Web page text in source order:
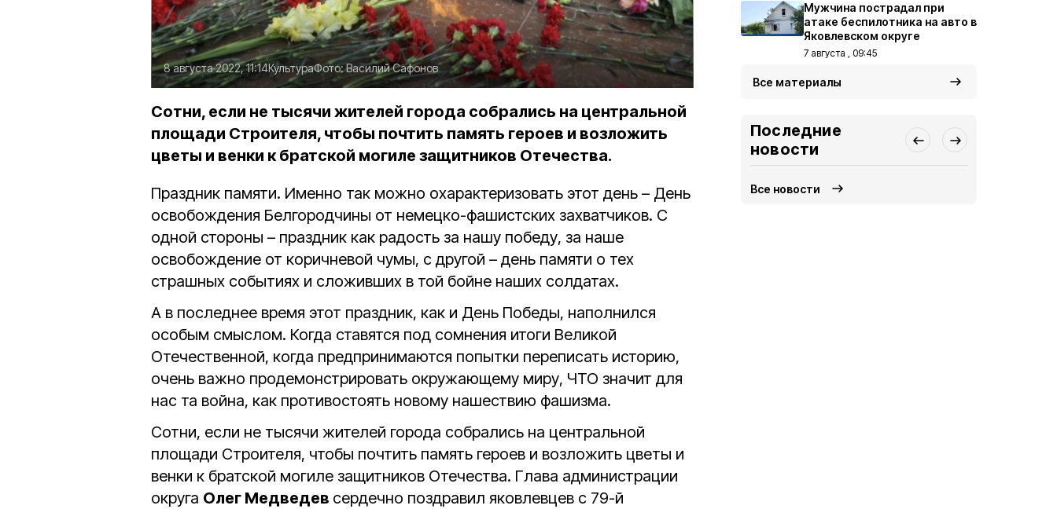
8 августа 2022, 11:14КультураФото:Василий Сафонов
Сотни, если не тысячи жителей города собрались на центральной
площади Строителя, чтобы почтить память героев и возложить
цветы и венки к братской могиле защитников Отечества.
Праздник памяти. Именно так можно охарактеризовать этот день – День
освобождения Белгородчины от немецко-фашистских захватчиков. С
одной стороны – праздник как радость за нашу победу, за наше
освобождение от коричневой чумы, с другой – день памяти о тех
страшных событиях и сложивших в той бойне наших солдатах.
А в последнее время этот праздник, как и День Победы, наполнился
особым смыслом. Когда ставятся под сомнения итоги Великой
Отечественной, когда предпринимаются попытки переписать историю,
очень важно продемонстрировать окружающему миру, ЧТО значит для
нас та война, как противостоять новому нашествию фашизма.
Сотни, если не тысячи жителей города собрались на центральной
площади Строителя, чтобы почтить память героев и возложить цветы и
венки к братской могиле защитников Отечества. Глава администрации
округа Олег Медведев сердечно поздравил яковлевцев с 79-й
Мужчина пострадал при
атаке беспилотника на авто в
Яковлевском округе
7 августа , 09:45
Все материалы
Последние
новости
Все новости